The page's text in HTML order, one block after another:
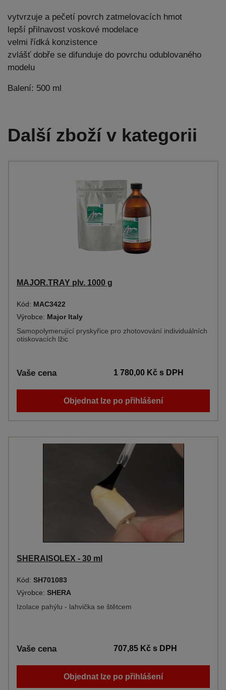
vytvrzuje a pečetí povrch zatmelovacích hmot
lepší přilnavost voskové modelace
velmi řídká konzistence
zvlášť dobře se difunduje do povrchu odublovaného
modelu
Balení: 500 ml
Další zboží v kategorii
MAJOR.TRAY plv. 1000 g
Kód: MAC3422
Výrobce: Major Italy
Samopolymerující pryskyřice pro zhotovování individuálních
otiskovacích lžic
Vaše cena 1 780,00 Kčs DPH
Objednat lze po přihlášení
SHERAISOLEX - 30 ml
Kód: SH701083
Výrobce: SHERA
Izolace pahýlu - lahvička se štětcem
Vaše cena 707,85 Kčs DPH
Objednat lze po přihlášení